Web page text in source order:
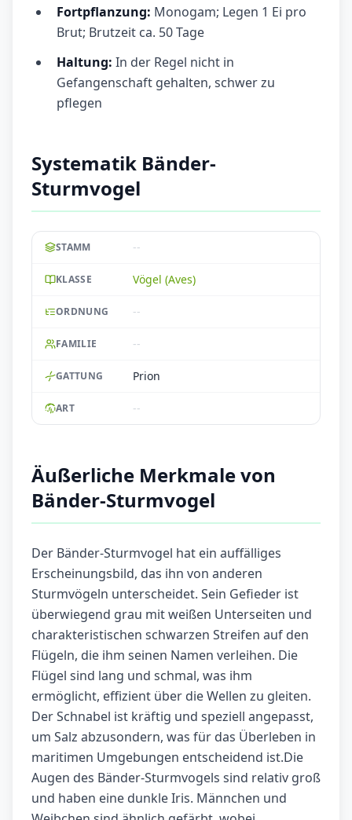
Fortpflanzung: Monogam; Legen 1 Ei pro
Brut; Brutzeit ca. 50 Tage
Haltung: In der Regel nicht in
Gefangenschaft gehalten, schwer zu
pflegen
Systematik Bänder-
Sturmvogel
STAMM --
KLASSE Vögel (Aves)
ORDNUNG --
FAMILIE --
GATTUNG Prion
ART --
Äußerliche Merkmale von
Bänder-Sturmvogel
Der Bänder-Sturmvogel hat ein auffälliges
Erscheinungsbild, das ihn von anderen
Sturmvögeln unterscheidet. Sein Gefieder ist
überwiegend grau mit weißen Unterseiten und
charakteristischen schwarzen Streifen auf den
Flügeln, die ihm seinen Namen verleihen. Die
Flügel sind lang und schmal, was ihm
ermöglicht, effizient über die Wellen zu gleiten.
Der Schnabel ist kräftig und speziell angepasst,
um Salz abzusondern, was für das Überleben in
maritimen Umgebungen entscheidend ist.Die
Augen des Bänder-Sturmvogels sind relativ groß
und haben eine dunkle Iris. Männchen und